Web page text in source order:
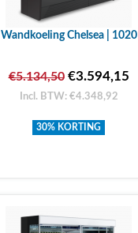
Wandkoeling Chelsea | 1020
€5.134,50€3.594,15
Incl. BTW: €4.348,92
30% KORTING